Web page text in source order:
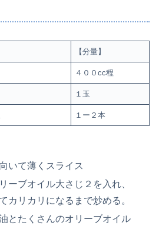
【分量】
４００cc程
１玉
１ー２本
いて薄くスライス
ーブオイル大さじ２を入れ、
カリカリになるまで炒める。
とたくさんのオリーブオイル